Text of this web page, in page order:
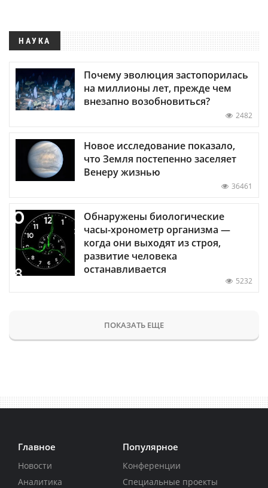
НАУКА
Почему эволюция застопорилась
на миллионы лет, прежде чем
внезапно возобновиться?
2482
Новое исследование показало,
что Земля постепенно заселяет
Венеру жизнью
36461
Обнаружены биологические
часы-хронометр организма —
когда они выходят из строя,
развитие человека
останавливается
5232
ПОКАЗАТЬ ЕЩЕ
Главное
Новости
Аналитика
Популярное
Конференции
Специальные проекты